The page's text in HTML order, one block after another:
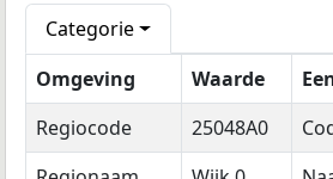
Categorie
Omgeving
Waarde
Regiocode
25048A0